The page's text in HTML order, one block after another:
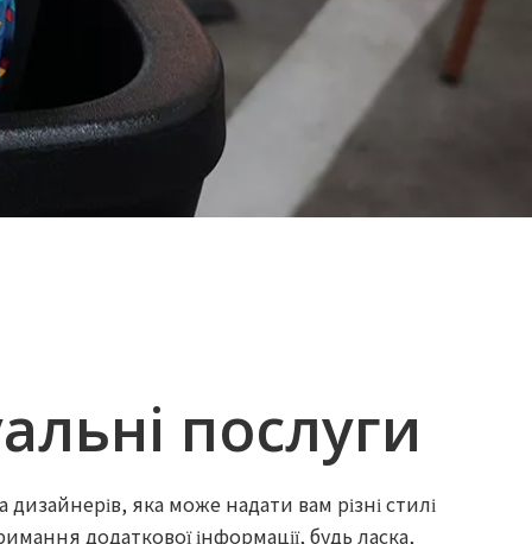
послуги
яка може надати вам різні стилі
додаткової інформації, будь ласка,